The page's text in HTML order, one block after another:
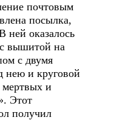
почтовым
посылка,
ней оказалось
вышитой на
с двумя
нею и круговой
и
Этот
получил